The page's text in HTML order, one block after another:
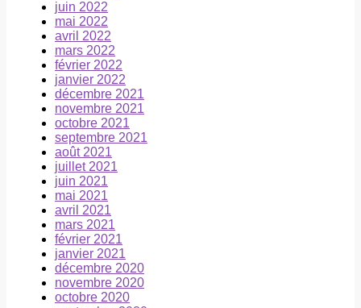
juin 2022
mai 2022
avril 2022
mars 2022
février 2022
janvier 2022
décembre 2021
novembre 2021
octobre 2021
septembre 2021
août 2021
juillet 2021
juin 2021
mai 2021
avril 2021
mars 2021
février 2021
janvier 2021
décembre 2020
novembre 2020
octobre 2020